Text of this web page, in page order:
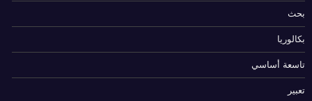
بحث
بكالوريا
تاسعة أساسي
تعبير